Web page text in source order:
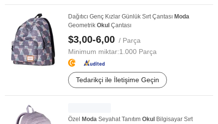
Dağıtıcı Genç Kızlar Günlük Sırt Çantası Moda
Geometrik Okul Çantası
$3,00-6,00 / Parça
Minimum miktar:1.000 Parça
Tedarikçi ile İletişime Geçin
Özel Moda Seyahat Tanıtım Okul Bilgisayar Sırt